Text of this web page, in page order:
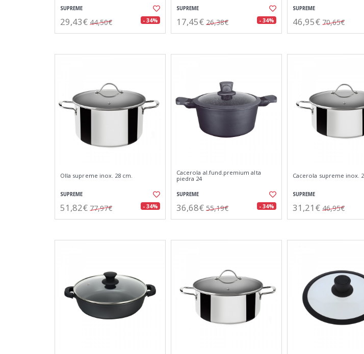
SUPREME
29,43€ 44,50€ - 34%
SUPREME
17,45€ 26,38€ - 34%
SUPREME
46,95€ 70,65€
Olla supreme inox. 28 cm.
SUPREME
51,82€ 77,97€ - 34%
Cacerola al.fund.premium alta
piedra 24
SUPREME
36,68€ 55,19€ - 34%
Cacerola supreme inox.
SUPREME
31,21€ 46,95€